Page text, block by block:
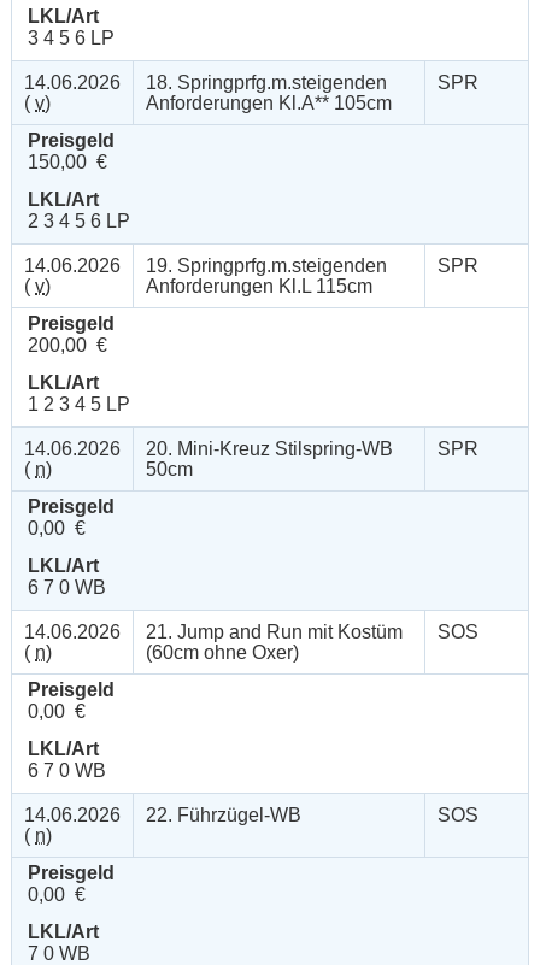
LKL/Art
3 4 5 6 LP
14.06.2026
( v)
18. Springprfg.m.steigenden
Anforderungen Kl.A** 105cm
SPR
Preisgeld
150,00 €
LKL/Art
2 3 4 5 6 LP
14.06.2026
( v)
19. Springprfg.m.steigenden
Anforderungen Kl.L 115cm
SPR
Preisgeld
200,00 €
LKL/Art
1 2 3 4 5 LP
14.06.2026
( n)
20. Mini-Kreuz Stilspring-WB
50cm
SPR
Preisgeld
0,00 €
LKL/Art
6 7 0 WB
14.06.2026
( n)
21. Jump and Run mit Kostüm
(60cm ohne Oxer)
SOS
Preisgeld
0,00 €
LKL/Art
6 7 0 WB
14.06.2026
( n)
22. Führzügel-WB SOS
Preisgeld
0,00 €
LKL/Art
7 0 WB